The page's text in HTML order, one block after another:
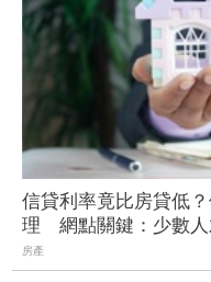
信貸利率竟比房貸低
理 網點關鍵：少數人
房產